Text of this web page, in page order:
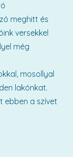
meghitt és
versekkel
még
mosollyal
lakónkat.
ebben a szívet